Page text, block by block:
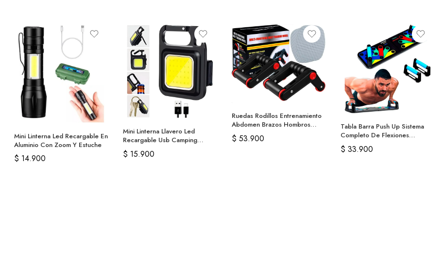
Mini Linterna Led Recargable En
Aluminio Con Zoom Y Estuche
$ 14.900
Mini Linterna Llavero Led
Recargable Usb Camping
Lampara
$ 15.900
Ruedas Rodillos Entrenamiento
Abdomen Brazos Hombros
Pecho
$ 53.900
Tabla Barra Push Up Sistema
Completo De Flexiones
Ejercicio
$ 33.900